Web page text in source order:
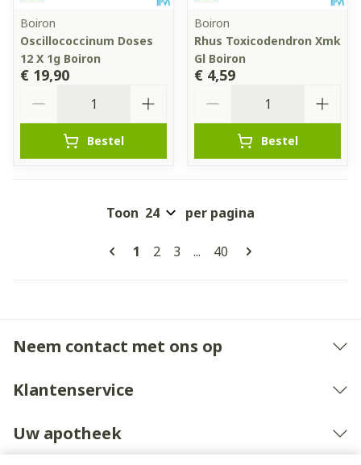
Boiron
Oscillococcinum Doses
12 X 1g Boiron
€ 19,90
Bestel
Boiron
Rhus Toxicodendron Xmk
Gl Boiron
€ 4,59
Bestel
Pagina's
U lees momenteel pagina
1 Pagina
2 Pagina
3 ... Pagina
40
Toon per pagina
Neem contact met ons op
Klantenservice
Uw apotheek